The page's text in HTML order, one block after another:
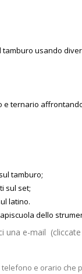
tamburo usando
ternario
tamburo;
sul set;
latino.
dello
e-mail (cliccate
e orario che